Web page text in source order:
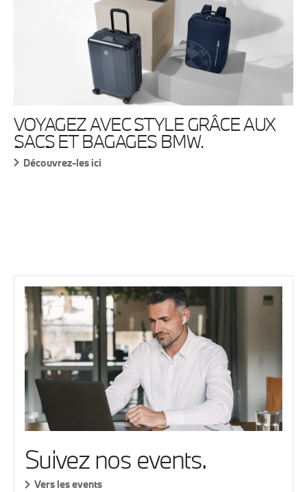
VOYAGEZ AVEC STYLE GRÂCE AUX
SACS ET BAGAGES BMW.
Découvrez-les ici
Suivez nos events.
Vers les events